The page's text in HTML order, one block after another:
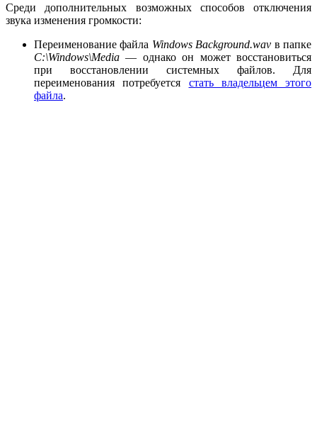
Среди дополнительных возможных способов отключения
звука изменения громкости:
Переименование файла Windows Background.wav в папке
C:\Windows\Media — однако он может восстановиться
при восстановлении системных файлов. Для
переименования потребуется стать владельцем этого
файла.